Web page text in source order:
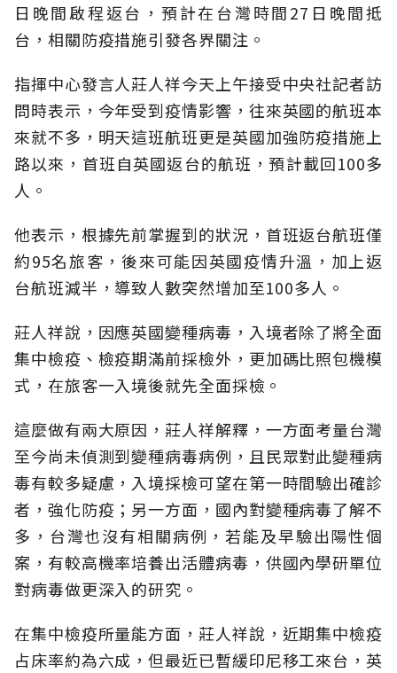
日晚間啟程返台，預計在台灣時間27日晚間抵
台，相關防疫措施引發各界關注。
指揮中心發言人莊人祥今天上午接受中央社記者訪
問時表示，今年受到疫情影響，往來英國的航班本
來就不多，明天這班航班更是英國加強防疫措施上
路以來，首班自英國返台的航班，預計載回100多
人。
他表示，根據先前掌握到的狀況，首班返台航班僅
約95名旅客，後來可能因英國疫情升溫，加上返
台航班減半，導致人數突然增加至100多人。
莊人祥說，因應英國變種病毒，入境者除了將全面
集中檢疫、檢疫期滿前採檢外，更加碼比照包機模
式，在旅客一入境後就先全面採檢。
這麼做有兩大原因，莊人祥解釋，一方面考量台灣
至今尚未偵測到變種病毒病例，且民眾對此變種病
毒有較多疑慮，入境採檢可望在第一時間驗出確診
者，強化防疫；另一方面，國內對變種病毒了解不
多，台灣也沒有相關病例，若能及早驗出陽性個
案，有較高機率培養出活體病毒，供國內學研單位
對病毒做更深入的研究。
在集中檢疫所量能方面，莊人祥說，近期集中檢疫
占床率約為六成，但最近已暫緩印尼移工來台，英